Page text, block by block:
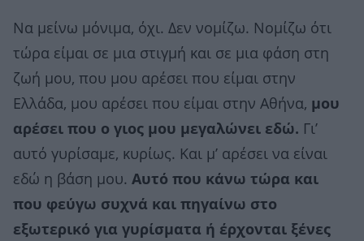
Να μείνω μόνιμα, όχι. Δεν νομίζω. Νομίζω ότι
τώρα είμαι σε μια στιγμή και σε μια φάση στη
ζωή μου, που μου αρέσει που είμαι στην
Ελλάδα, μου αρέσει που είμαι στην Αθήνα, μου
αρέσει που ο γιος μου μεγαλώνει εδώ. Γι’
αυτό γυρίσαμε, κυρίως. Και μ’ αρέσει να είναι
εδώ η βάση μου. Αυτό που κάνω τώρα και
που φεύγω συχνά και πηγαίνω στο
εξωτερικό για γυρίσματα ή έρχονται ξένες